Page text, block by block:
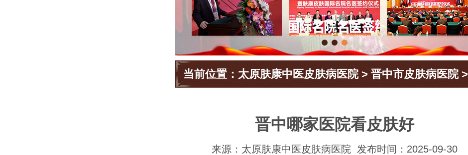
当前位置： 太原肤康中医皮肤病医院> 晋中市皮肤病医院>
晋中哪家医院看皮肤好
来源：太原肤康中医皮肤病医院 发布时间：2025-09-30